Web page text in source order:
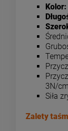
Kolor:
3N/cm
Siła
Zalety